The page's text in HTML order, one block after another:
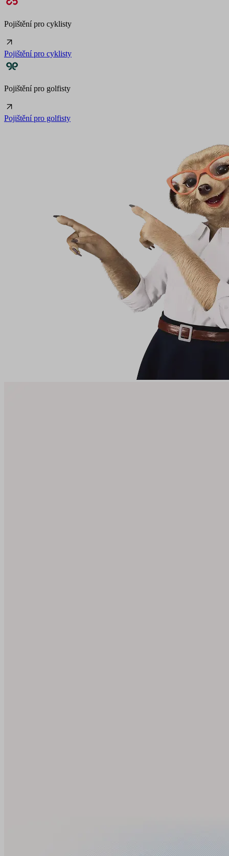
Pojištění pro cyklisty
Pojištění pro cyklisty
Pojištění pro golfisty
Pojištění pro golfisty